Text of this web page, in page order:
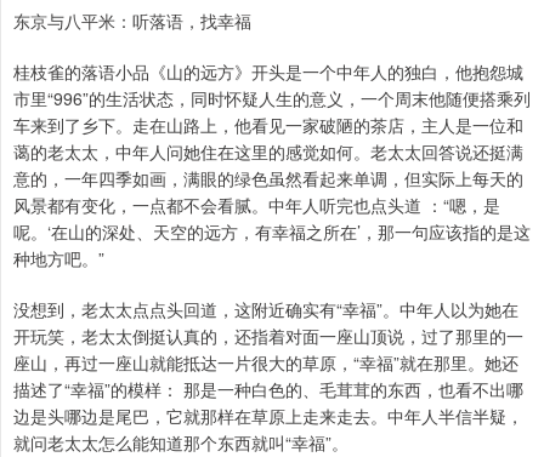
东京与八平米：听落语，找幸福
桂枝雀的落语小品《山的远方》开头是一个中年人的独白，他抱怨城
市里“996”的生活状态，同时怀疑人生的意义，一个周末他随便搭乘列
车来到了乡下。走在山路上，他看见一家破陋的茶店，主人是一位和
蔼的老太太，中年人问她住在这里的感觉如何。老太太回答说还挺满
意的，一年四季如画，满眼的绿色虽然看起来单调，但实际上每天的
风景都有变化，一点都不会看腻。中年人听完也点头道 ：“嗯，是
呢。‘在山的深处、天空的远方，有幸福之所在’，那一句应该指的是这
种地方吧。”
没想到，老太太点点头回道，这附近确实有“幸福”。中年人以为她在
开玩笑，老太太倒挺认真的，还指着对面一座山顶说，过了那里的一
座山，再过一座山就能抵达一片很大的草原，“幸福”就在那里。她还
描述了“幸福”的模样： 那是一种白色的、毛茸茸的东西，也看不出哪
边是头哪边是尾巴，它就那样在草原上走来走去。中年人半信半疑，
就问老太太怎么能知道那个东西就叫“幸福”。